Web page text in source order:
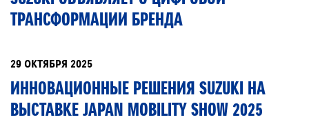
ТРАНСФОРМАЦИИ БРЕНДА
29 ОКТЯБРЯ 2025
ИННОВАЦИОННЫЕ РЕШЕНИЯ SUZUKI НА
ВЫСТАВКЕ JAPAN MOBILITY SHOW 2025